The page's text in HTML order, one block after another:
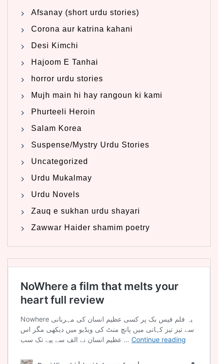
Afsanay (short urdu stories)
Corona aur katrina kahani
Desi Kimchi
Hajoom E Tanhai
horror urdu stories
Mujh main hi hay rangoun ki kami
Phurteeli Heroin
Salam Korea
Suspense/Mystry Urdu Stories
Uncategorized
Urdu Mukalmay
Urdu Novels
Zauq e sukhan urdu shayari
Zawwar Haider shamim poetry